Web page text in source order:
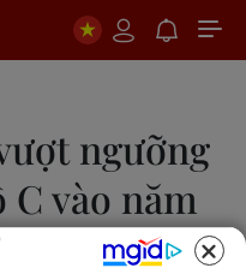
ngưỡng
C vào năm